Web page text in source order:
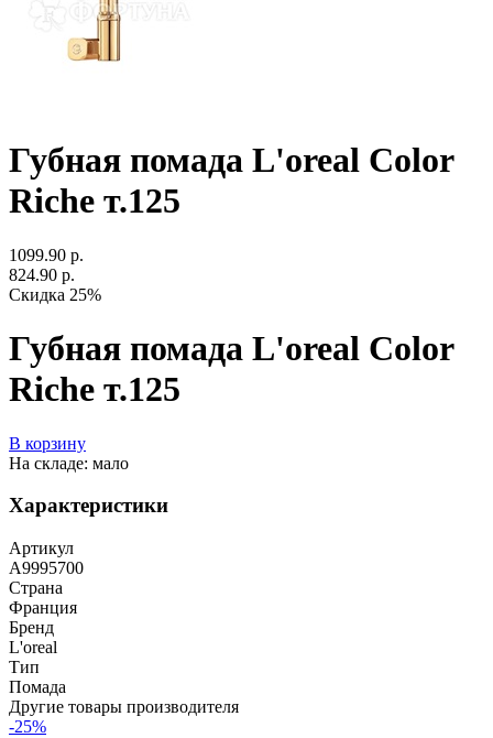
Губная помада L'oreal Color
Riche т.125
1099.90 р.
824.90 р.
Скидка 25%
Губная помада L'oreal Color
Riche т.125
В корзину
На складе: мало
Характеристики
Артикул
A9995700
Страна
Франция
Бренд
L'oreal
Тип
Помада
Другие товары производителя
-25%